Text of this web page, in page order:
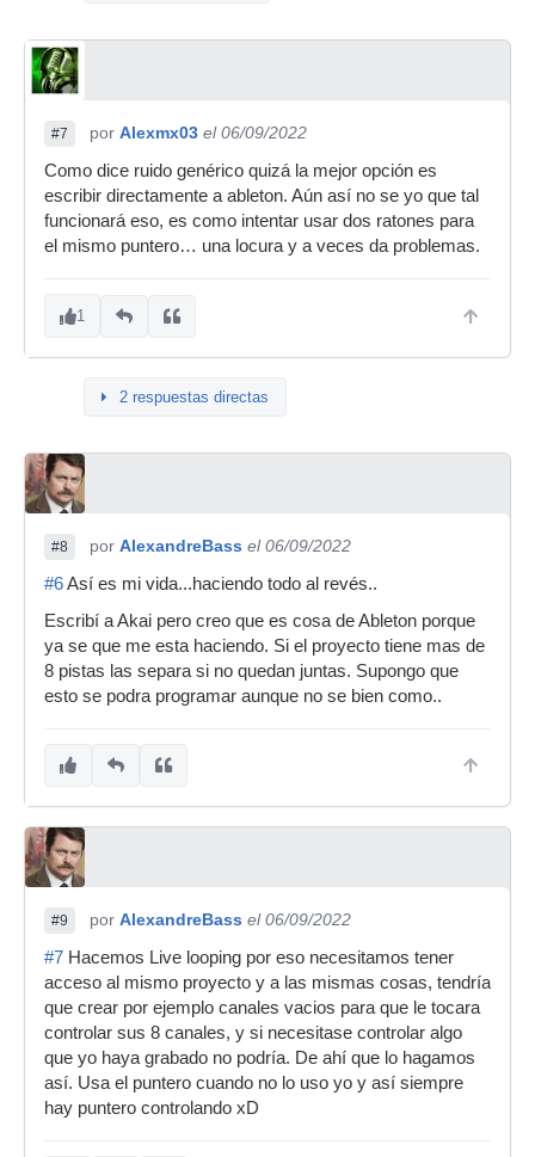
#7 por Alexmx03 el 06/09/2022
Como dice ruido genérico quizá la mejor opción es
escribir directamente a ableton. Aún así no se yo que tal
funcionará eso, es como intentar usar dos ratones para
el mismo puntero… una locura y a veces da problemas.
1
2 respuestas directas
#8 por AlexandreBass el 06/09/2022
#6Así es mi vida...haciendo todo al revés..
Escribí a Akai pero creo que es cosa de Ableton porque
ya se que me esta haciendo. Si el proyecto tiene mas de
8 pistas las separa si no quedan juntas. Supongo que
esto se podra programar aunque no se bien como..
#9 por AlexandreBass el 06/09/2022
#7 Hacemos Live looping por eso necesitamos tener
acceso al mismo proyecto y a las mismas cosas, tendría
que crear por ejemplo canales vacios para que le tocara
controlar sus 8 canales, y si necesitase controlar algo
que yo haya grabado no podría. De ahí que lo hagamos
así. Usa el puntero cuando no lo uso yo y así siempre
hay puntero controlando xD